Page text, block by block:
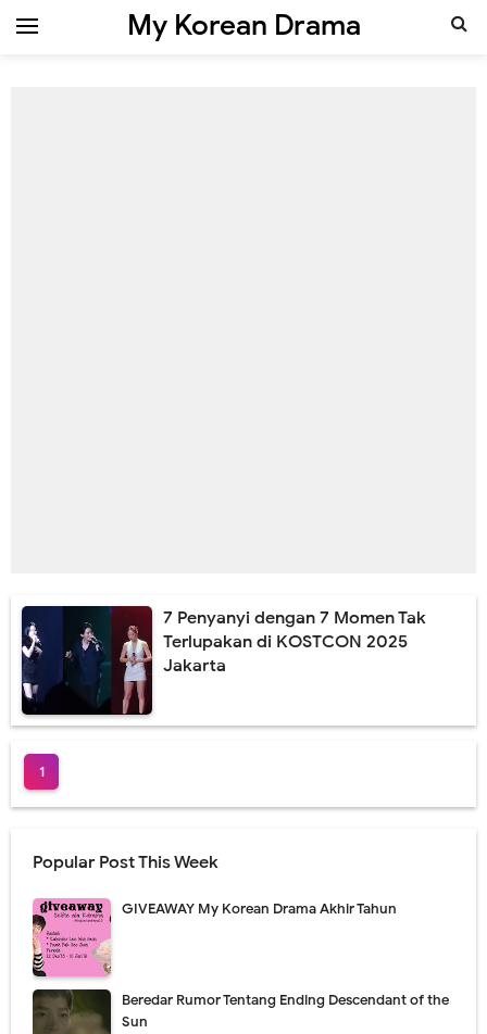
My Korean Drama
7 Penyanyi dengan 7 Momen Tak
Terlupakan di KOSTCON 2025
Jakarta
1
Popular Post This Week
GIVEAWAY My Korean Drama Akhir Tahun
Beredar Rumor Tentang Ending Descendant of the
Sun